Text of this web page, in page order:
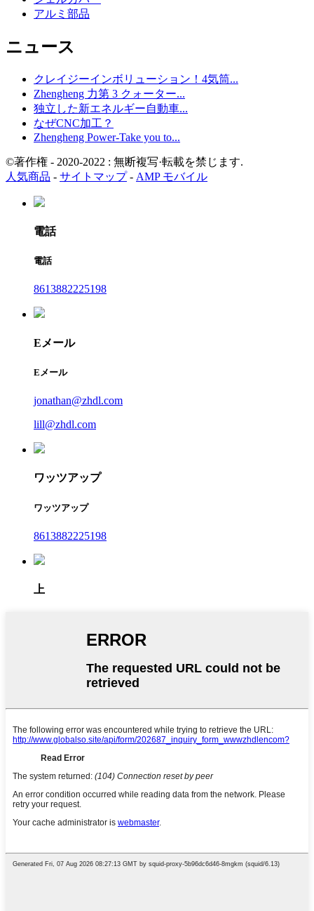
アルミ部品
ニュース
クレイジーインボリューション！4気筒...
Zhengheng 力第 3 クォーター...
独立した新エネルギー自動車...
なぜCNC加工？
Zhengheng Power-Take you to...
©著作権 - 2020-2022 : 無断複写·転載を禁じます.
人気商品 - サイトマップ- AMP モバイル
電話
電話
8613882225198
Eメール
Eメール
jonathan@zhdl.com
lill@zhdl.com
ワッツアップ
ワッツアップ
8613882225198
上